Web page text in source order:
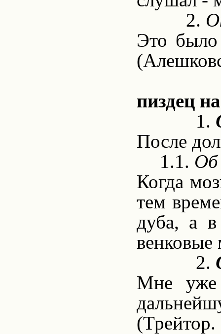
2.
Это
пиздец
1.
После
1.1. Об
Когда
тем
дуба, а
2.
Мне уже